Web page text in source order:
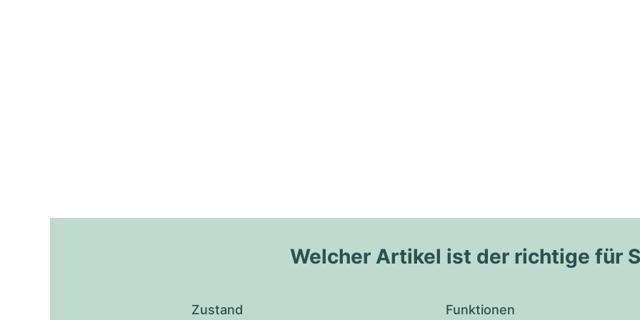
Welcher Artikel ist der richtige für
Zustand Funktionen